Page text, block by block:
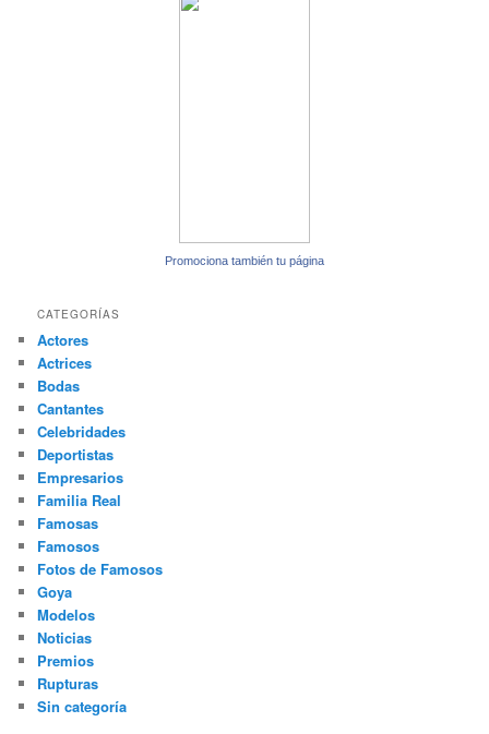
Promociona también tu página
CATEGORÍAS
Actores
Actrices
Bodas
Cantantes
Celebridades
Deportistas
Empresarios
Familia Real
Famosas
Famosos
Fotos de Famosos
Goya
Modelos
Noticias
Premios
Rupturas
Sin categoría